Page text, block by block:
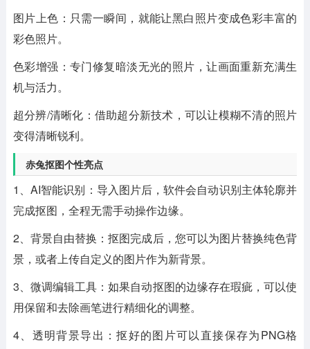
图片上色：只需一瞬间，就能让黑白照片变成色彩丰富的
彩色照片。
色彩增强：专门修复暗淡无光的照片，让画面重新充满生
机与活力。
超分辨/清晰化：借助超分新技术，可以让模糊不清的照片
变得清晰锐利。
赤兔抠图个性亮点
1、AI智能识别：导入图片后，软件会自动识别主体轮廓并
完成抠图，全程无需手动操作边缘。
2、背景自由替换：抠图完成后，您可以为图片替换纯色背
景，或者上传自定义的图片作为新背景。
3、微调编辑工具：如果自动抠图的边缘存在瑕疵，可以使
用保留和去除画笔进行精细化的调整。
4、透明背景导出：抠好的图片可以直接保存为PNG格